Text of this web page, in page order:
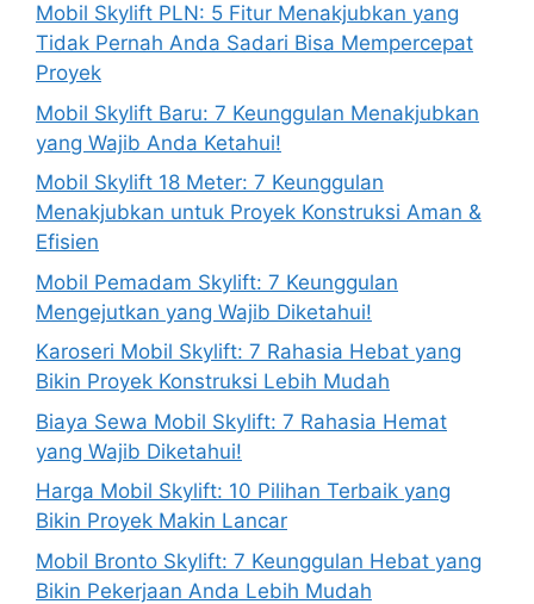
Mobil Skylift PLN: 5 Fitur Menakjubkan yang
Tidak Pernah Anda Sadari Bisa Mempercepat
Proyek
Mobil Skylift Baru: 7 Keunggulan Menakjubkan
yang Wajib Anda Ketahui!
Mobil Skylift 18 Meter: 7 Keunggulan
Menakjubkan untuk Proyek Konstruksi Aman &
Efisien
Mobil Pemadam Skylift: 7 Keunggulan
Mengejutkan yang Wajib Diketahui!
Karoseri Mobil Skylift: 7 Rahasia Hebat yang
Bikin Proyek Konstruksi Lebih Mudah
Biaya Sewa Mobil Skylift: 7 Rahasia Hemat
yang Wajib Diketahui!
Harga Mobil Skylift: 10 Pilihan Terbaik yang
Bikin Proyek Makin Lancar
Mobil Bronto Skylift: 7 Keunggulan Hebat yang
Bikin Pekerjaan Anda Lebih Mudah